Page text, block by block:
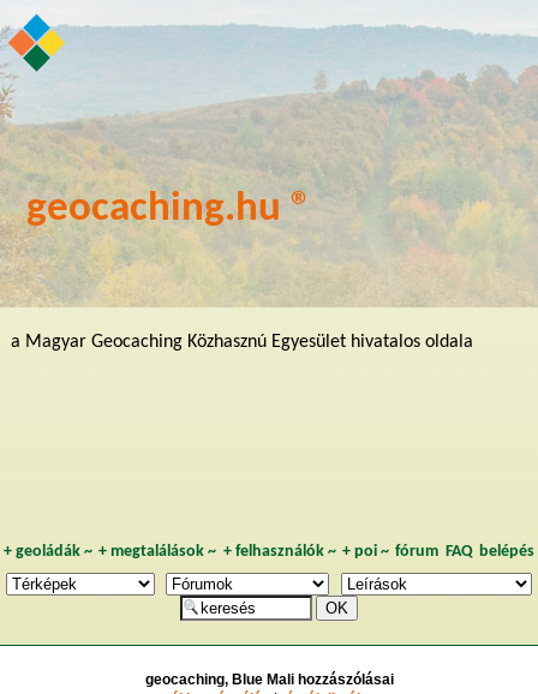
geocaching.hu ®
a Magyar Geocaching Közhasznú Egyesület hivatalos oldala
+ geoládák~ +megtalálások ~ + felhasználók~ + poi~ fórum FAQ belépés
geocaching, Blue Mali hozzászólásai